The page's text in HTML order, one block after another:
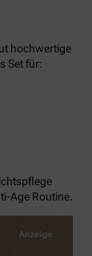
hochwertige
Set für:
Age Routine.